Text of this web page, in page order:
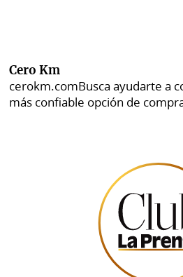
Cero Km
cerokm.comBusca ayudarte a
más confiable opción de